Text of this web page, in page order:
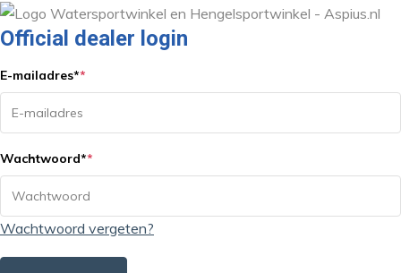
Official dealer login
E-mailadres**
Wachtwoord**
Wachtwoord vergeten?